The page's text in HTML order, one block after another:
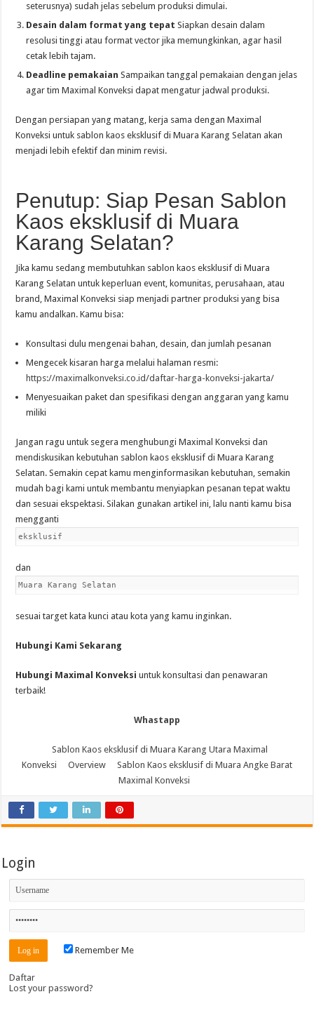
seterusnya) sudah jelas sebelum produksi dimulai.
Desain dalam format yang tepat Siapkan desain dalam
resolusi tinggi atau format vector jika memungkinkan, agar hasil
cetak lebih tajam.
Deadline pemakaian Sampaikan tanggal pemakaian dengan jelas
agar tim Maximal Konveksi dapat mengatur jadwal produksi.
Dengan persiapan yang matang, kerja sama dengan Maximal
Konveksi untuk sablon kaos eksklusif di Muara Karang Selatan akan
menjadi lebih efektif dan minim revisi.
Penutup: Siap Pesan Sablon
Kaos eksklusif di Muara
Karang Selatan?
Jika kamu sedang membutuhkan sablon kaos eksklusif di Muara
Karang Selatan untuk keperluan event, komunitas, perusahaan, atau
brand, Maximal Konveksi siap menjadi partner produksi yang bisa
kamu andalkan. Kamu bisa:
Konsultasi dulu mengenai bahan, desain, dan jumlah pesanan
Mengecek kisaran harga melalui halaman resmi:
https://maximalkonveksi.co.id/daftar-harga-konveksi-jakarta/
Menyesuaikan paket dan spesifikasi dengan anggaran yang kamu
miliki
Jangan ragu untuk segera menghubungi Maximal Konveksi dan
mendiskusikan kebutuhan sablon kaos eksklusif di Muara Karang
Selatan. Semakin cepat kamu menginformasikan kebutuhan, semakin
mudah bagi kami untuk membantu menyiapkan pesanan tepat waktu
dan sesuai ekspektasi. Silakan gunakan artikel ini, lalu nanti kamu bisa
mengganti
eksklusif
dan
Muara Karang Selatan
sesuai target kata kunci atau kota yang kamu inginkan.
Hubungi Kami Sekarang
Hubungi Maximal Konveksi untuk konsultasi dan penawaran
terbaik!
Whastapp
Sablon Kaos eksklusif di Muara Karang Utara Maximal
Konveksi
Overview
Sablon Kaos eksklusif di Muara Angke Barat
Maximal Konveksi
Login
Remember Me
Daftar
Lost your password?